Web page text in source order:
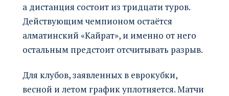
а дистанция состоит из тридцати туров.
Действующим чемпионом остаётся
алматинский «Кайрат», и именно от него
остальным предстоит отсчитывать разрыв.
Для клубов, заявленных в еврокубки,
весной и летом график уплотняется. Матчи